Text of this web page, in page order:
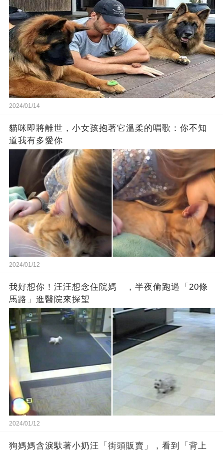
2024/01/14
貓咪即將離世，小女孩抱著它溫柔的唱歌：你不知
道我有多愛你
2024/01/12
我好想你！汪汪想念住院媽 ，半夜偷跑過「20條
馬路」進醫院來探望
2024/01/12
狗媽媽含淚馱著小奶汪「街頭販賣」，看到「背上